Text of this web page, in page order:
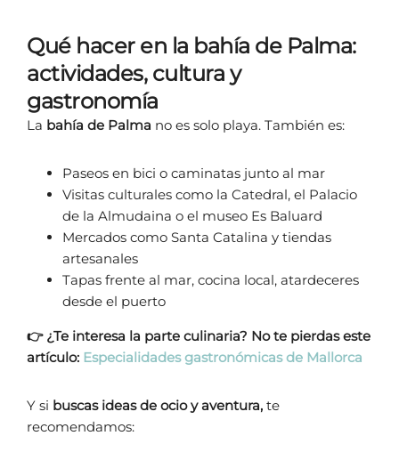
Qué hacer en la bahía de Palma:
actividades, cultura y
gastronomía
La bahía de Palma no es solo playa. También es:
Paseos en bici o caminatas junto al mar
Visitas culturales como la Catedral, el Palacio
de la Almudaina o el museo Es Baluard
Mercados como Santa Catalina y tiendas
artesanales
Tapas frente al mar, cocina local, atardeceres
desde el puerto
👉 ¿Te interesa la parte culinaria? No te pierdas este
artículo: Especialidades gastronómicas de Mallorca
Y si buscas ideas de ocio y aventura, te
recomendamos: